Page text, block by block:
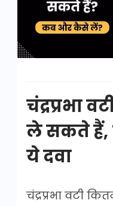
सकते
चंद्रप्रभा
ले सकते हैं,
ये दवा
चंद्रप्रभा वटी